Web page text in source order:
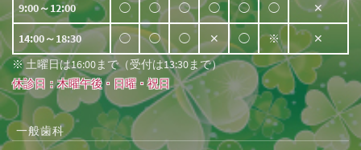
9:00～12:00 ◯ ◯ ◯ ◯ ◯ ◯ ✕
14:00～18:30 ◯ ◯ ◯ ✕ ◯ ※
✕
※ 土曜日は16:00まで（受付は13:30まで）
休診日：木曜午後・日曜・祝日
一般歯科